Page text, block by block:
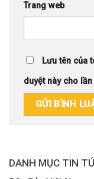
Trang web
Lưu tên của
duyệt này cho
DANH MỤC TIN